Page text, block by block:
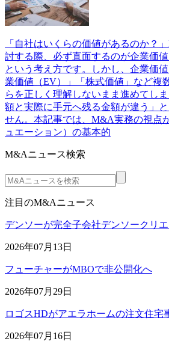
「自社はいくらの価値があるのか？
討する際、必ず直面するのが企業価値
という考え方です。しかし、企業価
業価値（EV）」「株式価値」など複
らを正しく理解しないまま進めてし
額と実際に手元へ残る金額が違う」
せん。本記事では、M&A実務の視点
ュエーション）の基本的
M&Aニュース検索
注目のM&Aニュース
デンソーが完全子会社デンソークリ
2026年07月13日
フューチャーがMBOで非公開化へ
2026年07月29日
ロゴスHDがアエラホームの注文住宅
2026年07月16日